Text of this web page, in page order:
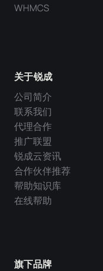
旗下品牌
WHMCS
关于锐成
公司简介
联系我们
代理合作
推广联盟
锐成云资讯
合作伙伴推荐
帮助知识库
在线帮助